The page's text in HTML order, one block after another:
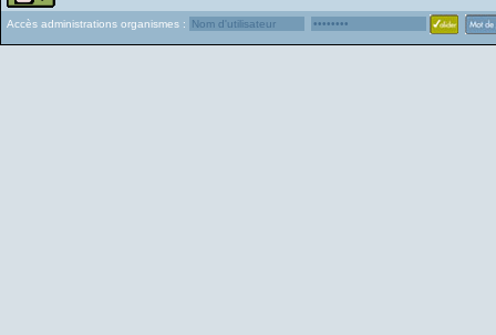
Accès administrations organismes :